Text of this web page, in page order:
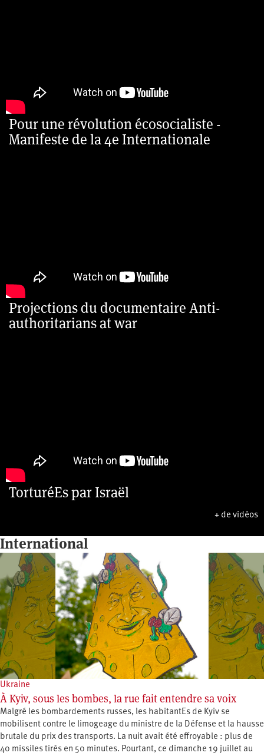
Pour une révolution écosocialiste -
Manifeste de la 4e Internationale
Projections du documentaire Anti-
authoritarians at war
TorturéEs par Israël
+ de vidéos
International
Ukraine
À Kyiv, sous les bombes, la rue fait entendre sa voix
Malgré les bombardements russes, les habitantEs de Kyiv se
mobilisent contre le limogeage du ministre de la Défense et la hausse
brutale du prix des transports. La nuit avait été effroyable : plus de
40 missiles tirés en 50 minutes. Pourtant, ce dimanche 19 juillet au